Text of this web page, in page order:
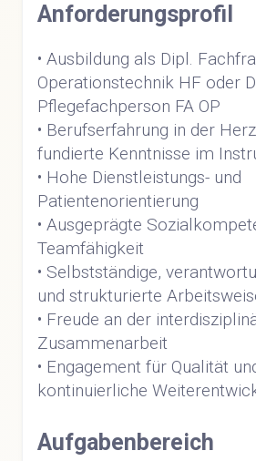
Anforderungsprofil
• Ausbildung als Dipl.
Operationstechnik HF oder
Pflegefachperson FA OP
• Berufserfahrung in der
fundierte Kenntnisse im
• Hohe Dienstleistungs- und
Patientenorientierung
• Ausgeprägte
Teamfähigkeit
• Selbstständige,
und strukturierte
• Freude an der
Zusammenarbeit
• Engagement für Qualität
kontinuierliche
Aufgabenbereich